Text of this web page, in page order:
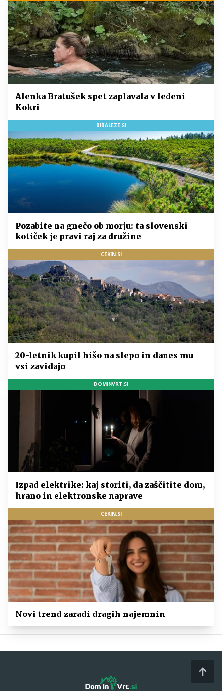
Alenka Bratušek spet zaplavala v ledeni
Kokri
BIBALEZE.SI
Pozabite na gnečo ob morju: ta slovenski
kotiček je pravi raj za družine
CEKIN.SI
20-letnik kupil hišo na slepo in danes mu
vsi zavidajo
DOMINVRT.SI
Izpad elektrike: kaj storiti, da zaščitite dom,
hrano in elektronske naprave
CEKIN.SI
Novi trend zaradi dragih najemnin